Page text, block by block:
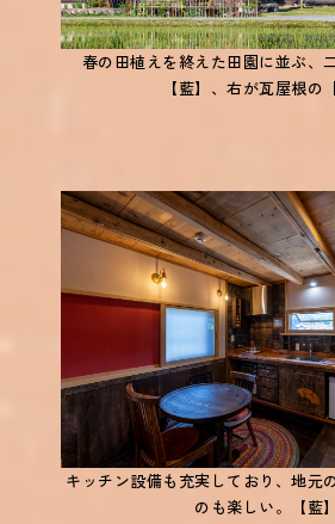
春の田植えを終えた田園に並ぶ、
【藍】、右が瓦屋根の
キッチン設備も充実しており、地元
のも楽しい。【藍】